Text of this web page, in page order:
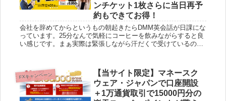
ンチケット1枚さらに当日再予
約もできてお得！
会社を辞めてからというもの朝起きたらDMM英会話が日課にな
っています。25分なんで気軽にコーヒーを飲みながらすると良
い感じです。まぁ実際は緊張しながら汗だくで受けているので
FXキャンペーン
【当サイト限定】マネースク
ウェア・ジャパンで口座開設
＋1万通貨取引で15000円分の